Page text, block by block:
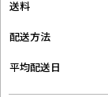
送料
配送方法
平均配送日